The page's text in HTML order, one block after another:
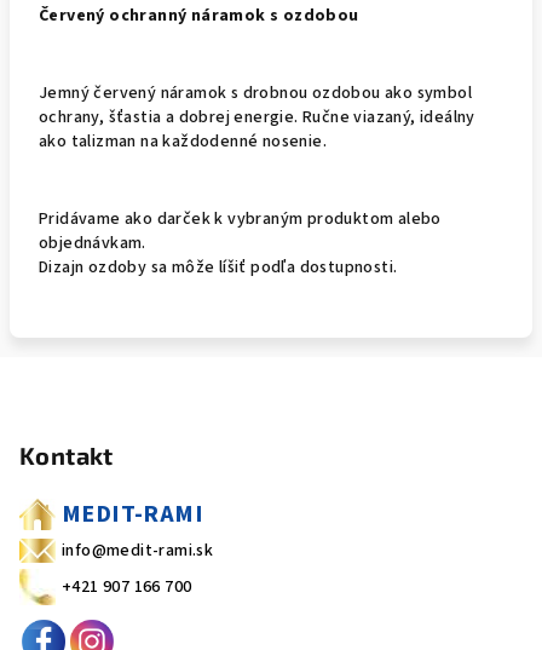
Červený ochranný náramok s ozdobou
Jemný červený náramok s drobnou ozdobou ako symbol
ochrany, šťastia a dobrej energie. Ručne viazaný, ideálny
ako talizman na každodenné nosenie.
Pridávame ako darček k vybraným produktom alebo
objednávkam.
Dizajn ozdoby sa môže líšiť podľa dostupnosti.
Kontakt
MEDIT-RAMI
info@medit-rami.sk
+421 907 166 700